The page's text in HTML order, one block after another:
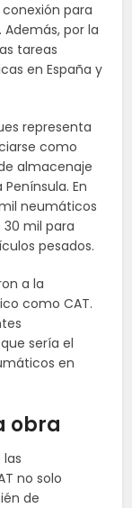
para
por la
tareas
en España y
representa
como
almacenaje
En
neumáticos
mil para
pesados.
a la
como CAT.
sería el
en
obra
no solo
de